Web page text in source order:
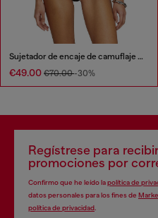
Sujetador de encaje de camuflaje elástico
€49.00 €70.00-30%
Regístrese para
promociones por
Confirmo que he leído lapolítica de
datos personales para los fines de
política de privacidad